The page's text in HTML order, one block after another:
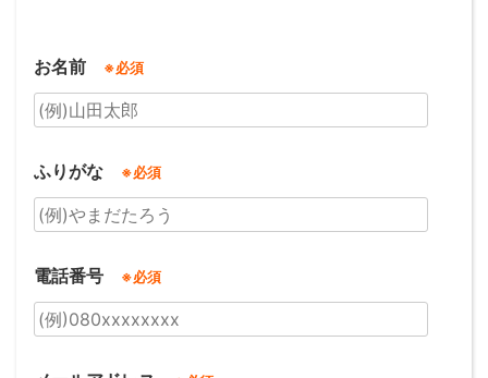
お名前 ※必須
ふりがな ※必須
電話番号 ※必須